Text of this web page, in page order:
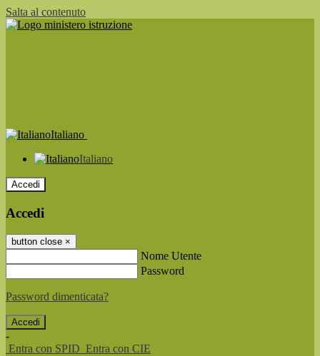
Salta al contenuto
Italiano
Italiano
Accedi
Accedi
button close ×
Nome Utente
Password
Password dimenticata?
-
Entra con SPID Entra con CIE